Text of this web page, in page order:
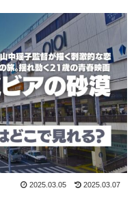
2025.03.05 2025.03.07